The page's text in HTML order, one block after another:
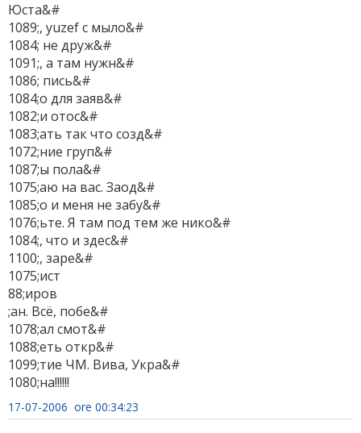
Юста&#
1089;, yuzef с мыло&#
1084; не друж&#
1091;, а там нужн&#
1086; пись&#
1084;о для заяв&#
1082;и отос&#
1083;ать так что созд&#
1072;ние груп&#
1087;ы пола&#
1075;аю на вас. Заод&#
1085;о и меня не забу&#
1076;ьте. Я там под тем же нико&#
1084;, что и здес&#
1100;, заре&#
1075;ист
88;иров
;ан. Всё, побе&#
1078;ал смот&#
1088;еть откр&#
1099;тие ЧМ. Вива, Укра&#
1080;на!!!!!!
17-07-2006 ore 00:34:23